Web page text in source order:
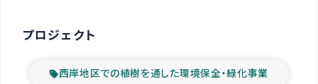
プロジェクト
西岸地区での植樹を通した環境保全・緑化事業